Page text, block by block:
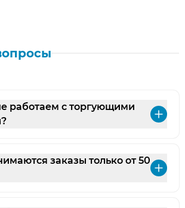
работаем с торгующими
заказы только от 50